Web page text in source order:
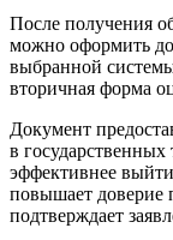
После получения
можно оформить
выбранной
вторичная форма
Документ
в государственных
эффективнее
повышает доверие
подтверждает